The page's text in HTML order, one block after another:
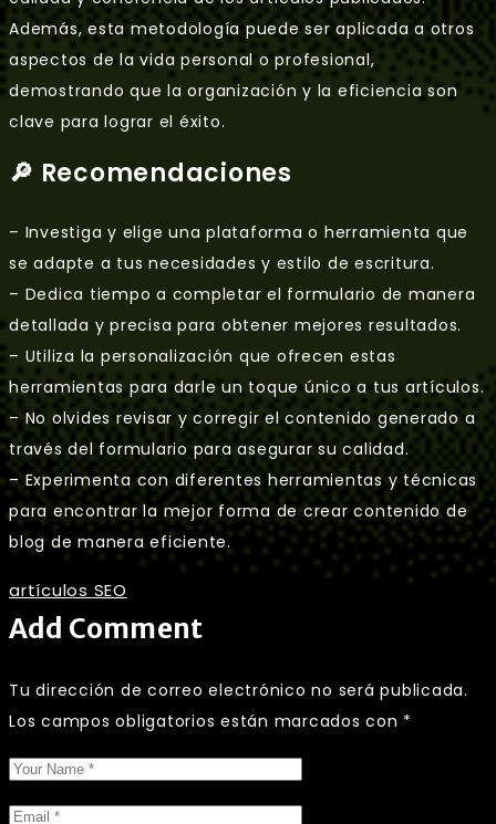
Además, esta metodología puede ser aplicada a otros
aspectos de la vida personal o profesional,
demostrando que la organización y la eficiencia son
clave para lograr el éxito.
🔎 Recomendaciones
– Investiga y elige una plataforma o herramienta que
se adapte a tus necesidades y estilo de escritura.
– Dedica tiempo a completar el formulario de manera
detallada y precisa para obtener mejores resultados.
– Utiliza la personalización que ofrecen estas
herramientas para darle un toque único a tus artículos.
– No olvides revisar y corregir el contenido generado a
través del formulario para asegurar su calidad.
– Experimenta con diferentes herramientas y técnicas
para encontrar la mejor forma de crear contenido de
blog de manera eficiente.
artículos SEO
Add Comment
Tu dirección de correo electrónico no será publicada.
Los campos obligatorios están marcados con *